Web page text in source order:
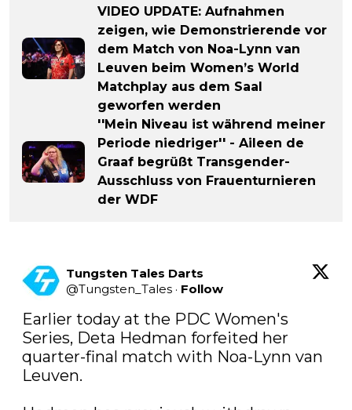
VIDEO UPDATE: Aufnahmen
zeigen, wie Demonstrierende vor
dem Match von Noa-Lynn van
Leuven beim Women’s World
Matchplay aus dem Saal
geworfen werden
''Mein Niveau ist während meiner
Periode niedriger'' - Aileen de
Graaf begrüßt Transgender-
Ausschluss von Frauenturnieren
der WDF
Tungsten Tales Darts
@Tungsten_Tales · Follow
Earlier today at the PDC Women's
Series, Deta Hedman forfeited her
quarter-final match with Noa-Lynn van
Leuven.